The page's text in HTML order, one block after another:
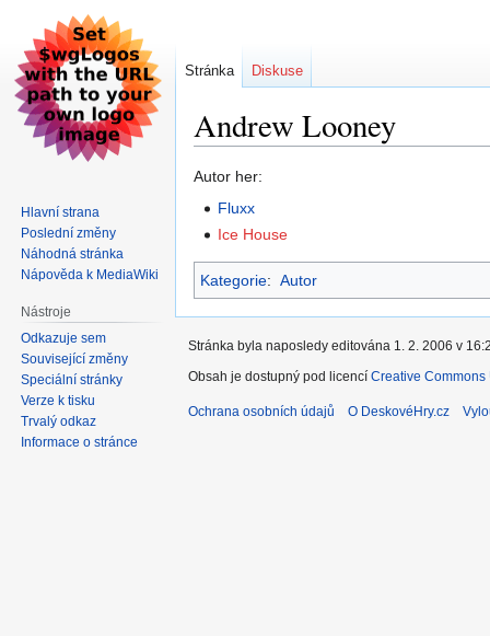
Andrew Looney
Skočit
Skočit
Autor her:
Fluxx
Ice House
Kategorie: Autor
Stránka Diskuse
Hlavní strana
Poslední změny
Náhodná stránka
Nápověda k MediaWiki
Nástroje
Odkazuje sem
Související změny
Speciální stránky
Verze k tisku
Trvalý odkaz
Informace o stránce
Stránka byla naposledy editována 1. 2. 2006 v
Obsah je dostupný pod licencí Creative
Ochrana osobních údajů O DeskovéHry.cz